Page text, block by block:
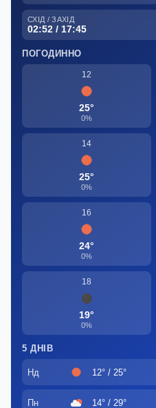
СХІД / ЗАХІД
02:52 / 17:45
ПОГОДИННО
12
25°
0%
14
25°
0%
16
24°
0%
18
19°
0%
5 ДНІВ
Нд 12° / 25°
Пн 14° / 29°